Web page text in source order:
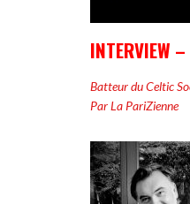
INTERVIEW
Batteur du Celtic
Par La PariZienne